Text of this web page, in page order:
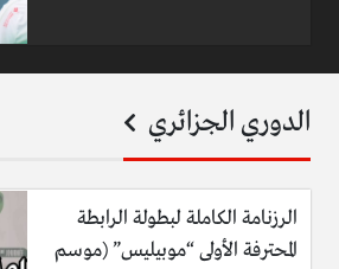
الدوري الجزائري
الرزنامة الكاملة لبطولة الرابطة
المحترفة الأولى “موبيليس” (موسم